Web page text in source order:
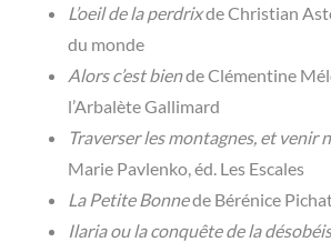
L’oeil de la perdrixde Christian
du monde
Alors c’est biende Clémentine
l’Arbalète Gallimard
Traverser les montagnes, et venir
Marie Pavlenko, éd. Les Escales
La Petite Bonnede Bérénice
Ilaria ou la conquête de la